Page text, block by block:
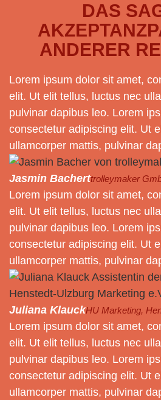
DAS
ANDERER
Lorem ipsum dolor sit amet,
elit. Ut elit tellus, luctus nec
pulvinar dapibus leo. Lorem
consectetur adipiscing elit. Ut
ullamcorper mattis, pulvinar
Jasmin Bacherttrolleymaker
Lorem ipsum dolor sit amet,
elit. Ut elit tellus, luctus nec
pulvinar dapibus leo. Lorem
consectetur adipiscing elit. Ut
ullamcorper mattis, pulvinar
Juliana KlauckHU Marketing,
Lorem ipsum dolor sit amet,
elit. Ut elit tellus, luctus nec
pulvinar dapibus leo. Lorem
consectetur adipiscing elit. Ut
ullamcorper mattis, pulvinar